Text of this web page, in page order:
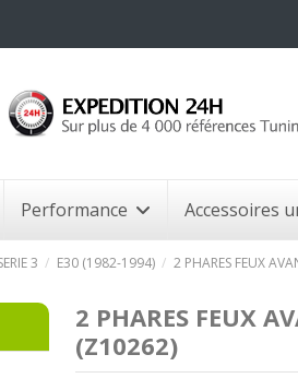
Performance Accessoires
3 E30 (1982-1994) 2 PHARES FEUX
2 PHARES FEUX
(Z10262)